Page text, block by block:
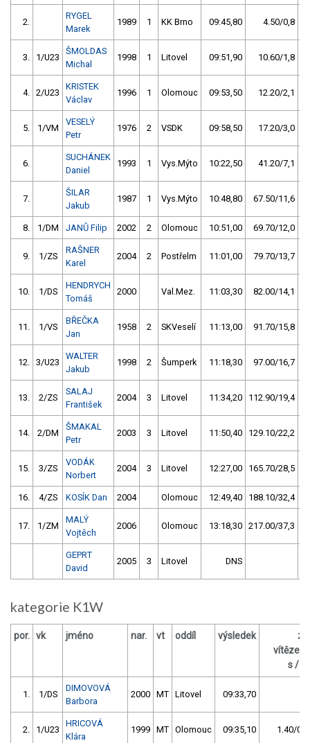
2.
RYGEL
Marek
1989 1 KK Brno 09:45,80 4.50/0,8
3. 1/U23
ŠMOLDAS
Michal
1998 1 Litovel 09:51,90 10.60/1,8
4. 2/U23
KRISTEK
Václav
1996 1 Olomouc 09:53,50 12.20/2,1
5. 1/VM
VESELÝ
Petr
1976 2 VSDK 09:58,50 17.20/3,0
6.
SUCHÁNEK
Daniel
1993 1 Vys.Mýto 10:22,50 41.20/7,1
7.
ŠILAR
Jakub
1987 1 Vys.Mýto 10:48,80 67.50/11,6
8. 1/DM JANŮ Filip 2002 2 Olomouc 10:51,00 69.70/12,0
9. 1/ZS
RAŠNER
Karel
2004 2 Postřelm 11:01,00 79.70/13,7
10. 1/DS
HENDRYCH
Tomáš
2000 Val.Mez. 11:03,30 82.00/14,1
11. 1/VS
BŘEČKA
Jan
1958 2 SKVeselí 11:13,00 91.70/15,8
12. 3/U23
WALTER
Jakub
1998 2 Šumperk 11:18,30 97.00/16,7
13. 2/ZS
SALAJ
František
2004 3 Litovel 11:34,20 112.90/19,4
14. 2/DM
ŠMAKAL
Petr
2003 3 Litovel 11:50,40 129.10/22,2
15. 3/ZS
VODÁK
Norbert
2004 3 Litovel 12:27,00 165.70/28,5
16. 4/ZS KOSÍK Dan 2004 Olomouc 12:49,40 188.10/32,4
17. 1/ZM
MALÝ
Vojtěch
2006 Olomouc 13:18,30 217.00/37,3
GEPRT
David
2005 3 Litovel DNS
kategorie K1W
por. vk jméno nar. vt oddíl výsledek
za
vítězem
s / %
1. 1/DS
DIMOVOVÁ
Barbora
2000 MT Litovel 09:33,70
2. 1/U23
HRICOVÁ
Klára
1999 MT Olomouc 09:35,10 1.40/0,2